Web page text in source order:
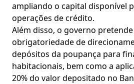
ampliando o capital disponível
operações de crédito.
Além disso, o governo
obrigatoriedade de
depósitos da poupança para
habitacionais, bem como a
20% do valor depositado no